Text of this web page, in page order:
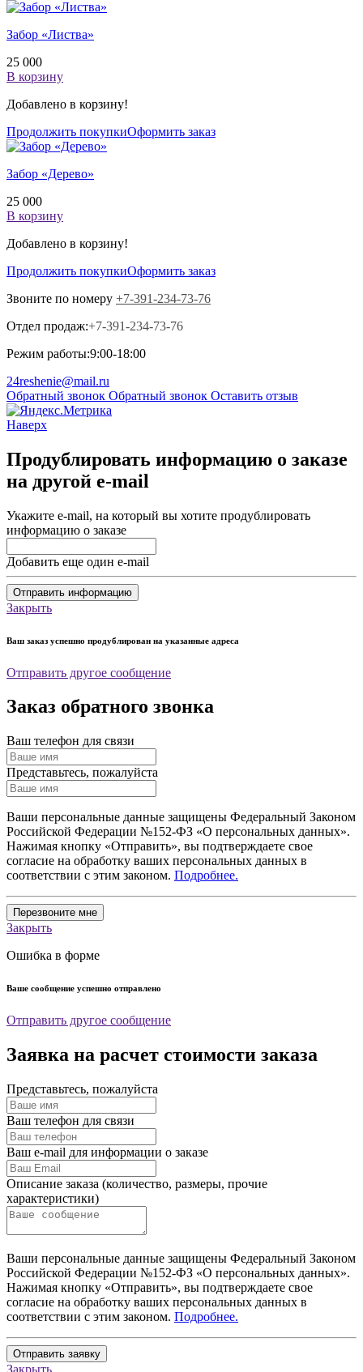
Забор «Листва»
25 000
В корзину
Добавлено в корзину!
Продолжить покупкиОформить заказ
Забор «Дерево»
25 000
В корзину
Добавлено в корзину!
Продолжить покупкиОформить заказ
Звоните по номеру +7-391-234-73-76
Отдел продаж:+7-391-234-73-76
Режим работы:9:00-18:00
24reshenie@mail.ru
Обратный звонок Обратный звонок Оставить отзыв
Наверх
Продублировать информацию о заказе
на другой e-mail
Укажите e-mail, на который вы хотите продублировать
информацию о заказе
Добавить еще один e-mail
Отправить информацию
Закрыть
Ваш заказ успешно продублирован на указанные адреса
Отправить другое сообщение
Заказ обратного звонка
Ваш телефон для связи
Представьтесь, пожалуйста
Ваши персональные данные защищены Федеральный Законом
Российской Федерации №152-ФЗ «О персональных данных».
Нажимая кнопку «Отправить», вы подтверждаете свое
согласие на обработку ваших персональных данных в
соответствии с этим законом. Подробнее.
Перезвоните мне
Закрыть
Ошибка в форме
Ваше сообщение успешно отправлено
Отправить другое сообщение
Заявка на расчет стоимости заказа
Представьтесь, пожалуйста
Ваш телефон для связи
Ваш e-mail для информации о заказе
Описание заказа (количество, размеры, прочие
характеристики)
Ваши персональные данные защищены Федеральный Законом
Российской Федерации №152-ФЗ «О персональных данных».
Нажимая кнопку «Отправить», вы подтверждаете свое
согласие на обработку ваших персональных данных в
соответствии с этим законом. Подробнее.
Отправить заявку